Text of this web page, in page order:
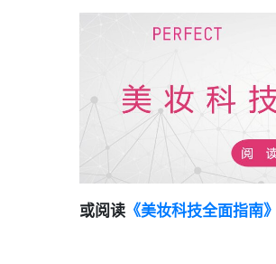
或阅读《美妆科技全面指南》